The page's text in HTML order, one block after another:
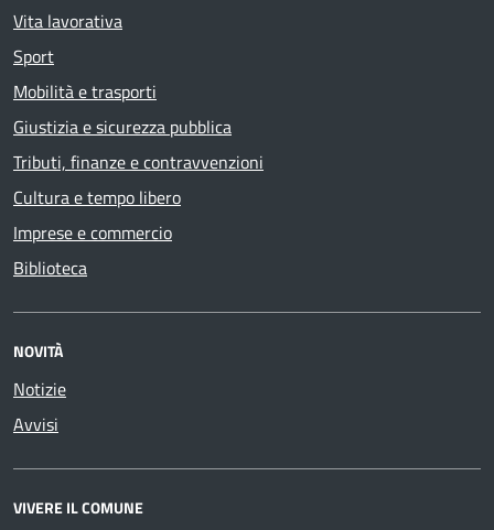
Vita lavorativa
Sport
Mobilità e trasporti
Giustizia e sicurezza pubblica
Tributi, finanze e contravvenzioni
Cultura e tempo libero
Imprese e commercio
Biblioteca
NOVITÀ
Notizie
Avvisi
VIVERE IL COMUNE